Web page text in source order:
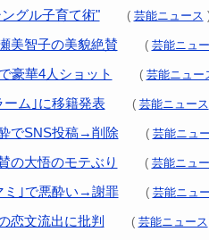
グル子育て術" ( 芸能ニュース
美智子の美貌絶賛 ( 芸能ニュ
豪華4人ショット ( 芸能ニュー
ム｣に移籍発表 ( 芸能ニュース
でSNS投稿→削除 ( 芸能ニュ
の大悟のモテぶり ( 芸能ニュ
ミ｣で悪酔い→謝罪 ( 芸能ニュ
恋文流出に批判 ( 芸能ニュース